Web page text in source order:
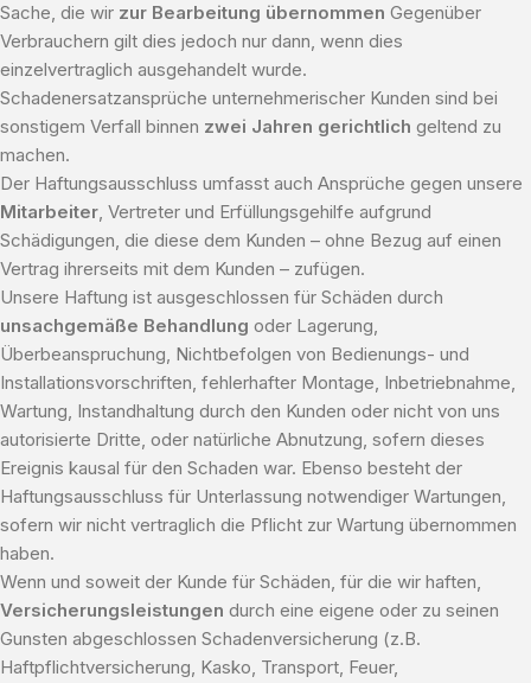
Sache, die wir zur Bearbeitung übernommen Gegenüber
Verbrauchern gilt dies jedoch nur dann, wenn dies
einzelvertraglich ausgehandelt wurde.
Schadenersatzansprüche unternehmerischer Kunden sind bei
sonstigem Verfall binnen zwei Jahren gerichtlich geltend zu
machen.
Der Haftungsausschluss umfasst auch Ansprüche gegen unsere
Mitarbeiter, Vertreter und Erfüllungsgehilfe aufgrund
Schädigungen, die diese dem Kunden – ohne Bezug auf einen
Vertrag ihrerseits mit dem Kunden – zufügen.
Unsere Haftung ist ausgeschlossen für Schäden durch
unsachgemäße Behandlung oder Lagerung,
Überbeanspruchung, Nichtbefolgen von Bedienungs- und
Installationsvorschriften, fehlerhafter Montage, Inbetriebnahme,
Wartung, Instandhaltung durch den Kunden oder nicht von uns
autorisierte Dritte, oder natürliche Abnutzung, sofern dieses
Ereignis kausal für den Schaden war. Ebenso besteht der
Haftungsausschluss für Unterlassung notwendiger Wartungen,
sofern wir nicht vertraglich die Pflicht zur Wartung übernommen
haben.
Wenn und soweit der Kunde für Schäden, für die wir haften,
Versicherungsleistungen durch eine eigene oder zu seinen
Gunsten abgeschlossen Schadenversicherung (z.B.
Haftpflichtversicherung, Kasko, Transport, Feuer,